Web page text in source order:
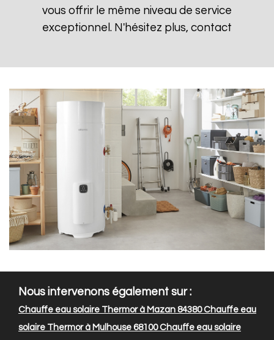
vous offrir le même niveau de service
exceptionnel. N'hésitez plus, contact
Nous intervenons également sur :
Chauffe eau solaire Thermor à Mazan 84380Chauffe eau
solaire Thermor à Mulhouse 68100Chauffe eau solaire